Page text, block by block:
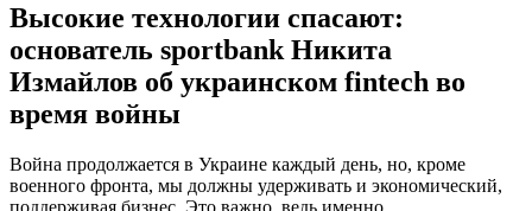
Высокие технологии спасают:
основатель sportbank Никита
Измайлов об украинском fintech во
время войны
Война продолжается в Украине каждый день, но, кроме
военного фронта, мы должны удерживать и экономический,
поддерживая бизнес. Это важно, ведь именно